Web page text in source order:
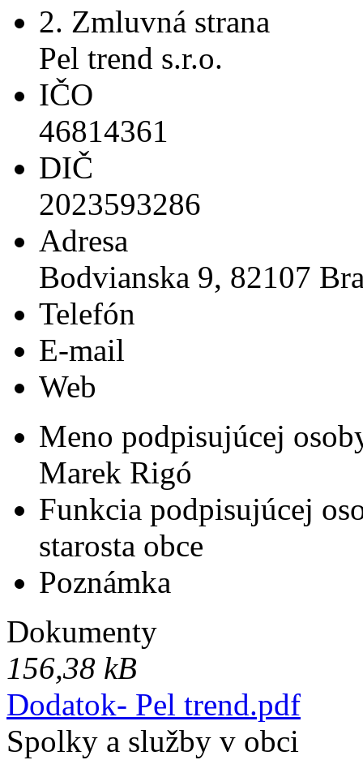
2. Zmluvná strana
Pel trend s.r.o.
IČO
46814361
DIČ
2023593286
Adresa
Bodvianska 9, 82107
Telefón
E-mail
Web
Meno podpisujúcej
Marek Rigó
Funkcia podpisujúcej
starosta obce
Poznámka
Dokumenty
156,38 kB
Dodatok- Pel trend.pdf
Spolky a služby v obci